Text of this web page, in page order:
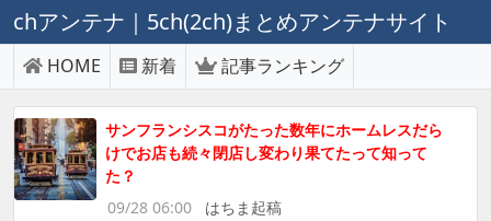
chアンテナ｜5ch(2ch)まとめアンテナサイト
HOME 新着 記事ランキング
サンフランシスコがたった数年にホームレスだら
けでお店も続々閉店し変わり果てたって知って
た？
09/28 06:00
はちま起稿